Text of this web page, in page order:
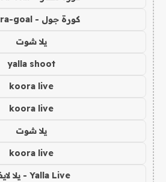
كورة جول - koora-goal
يلا شوت
yalla shoot
koora live
koora live
يلا شوت
koora live
Yalla Live - يلا لايف